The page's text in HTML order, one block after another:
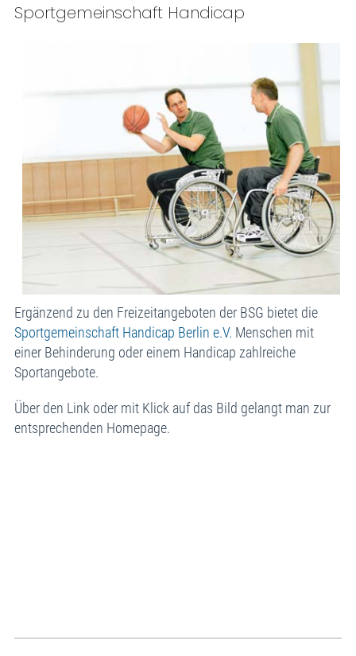
Sportgemeinschaft Handicap
Ergänzend zu den Freizeitangeboten der BSG bietet die
Sportgemeinschaft Handicap Berlin e.V. Menschen mit
einer Behinderung oder einem Handicap zahlreiche
Sportangebote.
Über den Link oder mit Klick auf das Bild gelangt man zur
entsprechenden Homepage.